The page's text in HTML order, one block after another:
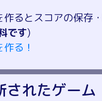
作るとスコアの保存
です)
る！
されたゲーム